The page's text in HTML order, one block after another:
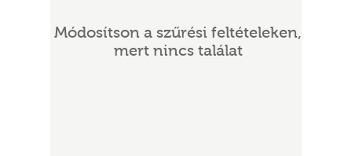
Módosítson a szűrési feltételeken,
mert nincs találat